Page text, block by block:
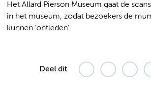
Het Allard Pierson Museum gaat de
in het museum, zodat bezoekers de
kunnen ‘ontleden’.
Deel dit